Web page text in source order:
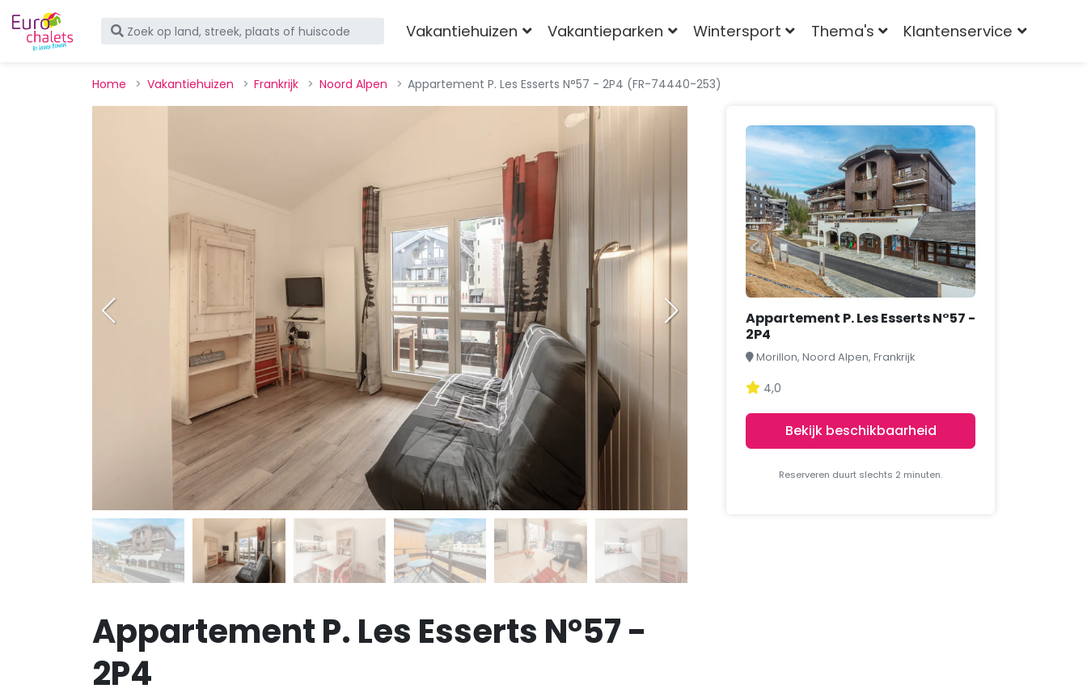
Vakantiehuizen Vakantieparken Wintersport Thema's Klantenservice
Home Vakantiehuizen Frankrijk Noord Alpen Appartement P. Les Esserts N°57 - 2P4 (FR-74440-253)
Appartement P. Les Esserts N°57 -
2P4
Appartement P. Les Esserts N°57 -
2P4
Morillon, Noord Alpen, Frankrijk
4,0
Bekijk beschikbaarheid
Reserveren duurt slechts 2 minuten.